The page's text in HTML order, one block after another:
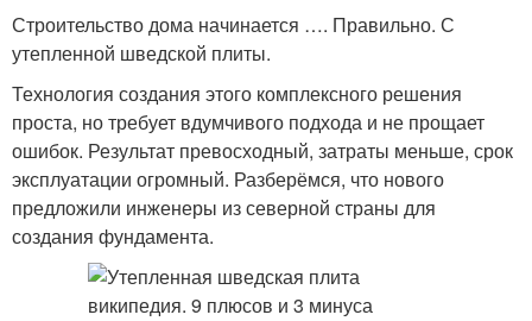
Строительство дома начинается …. Правильно. С
утепленной шведской плиты.
Технология создания этого комплексного решения
проста, но требует вдумчивого подхода и не прощает
ошибок. Результат превосходный, затраты меньше, срок
эксплуатации огромный. Разберёмся, что нового
предложили инженеры из северной страны для
создания фундамента.